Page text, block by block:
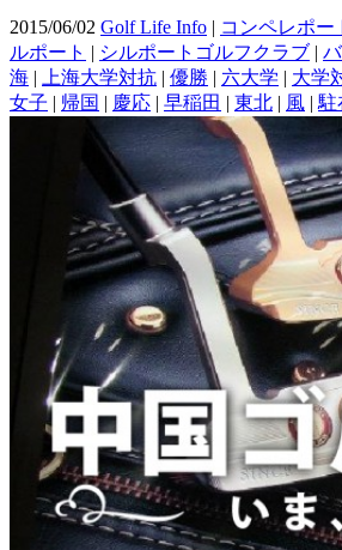
2015/06/02 Golf Life Info | コンペレポー
ルポート | シルポートゴルフクラブ |
海 | 上海大学対抗 | 優勝 | 六大学 | 大学
女子 | 帰国 | 慶応 | 早稲田 | 東北 | 風 | 駐